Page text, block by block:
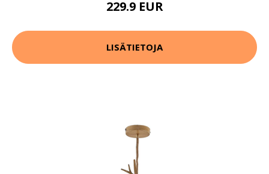
229.9 EUR
LISÄTIETOJA